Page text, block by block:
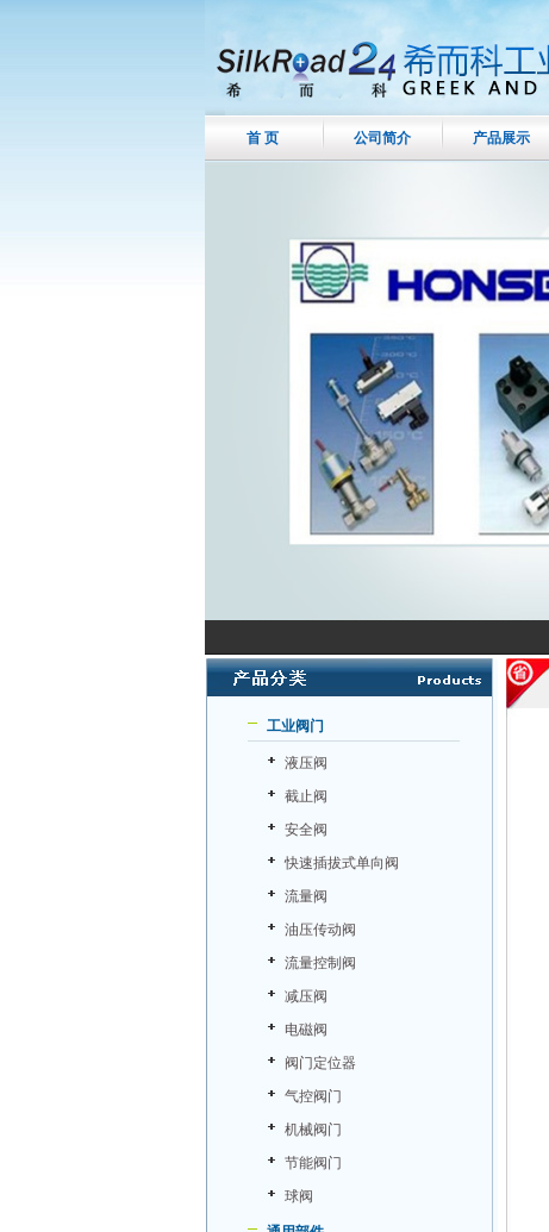
首 页 公司简介 产品展示
工业阀门
液压阀
截止阀
安全阀
快速插拔式单向阀
流量阀
油压传动阀
流量控制阀
减压阀
电磁阀
阀门定位器
气控阀门
机械阀门
节能阀门
球阀